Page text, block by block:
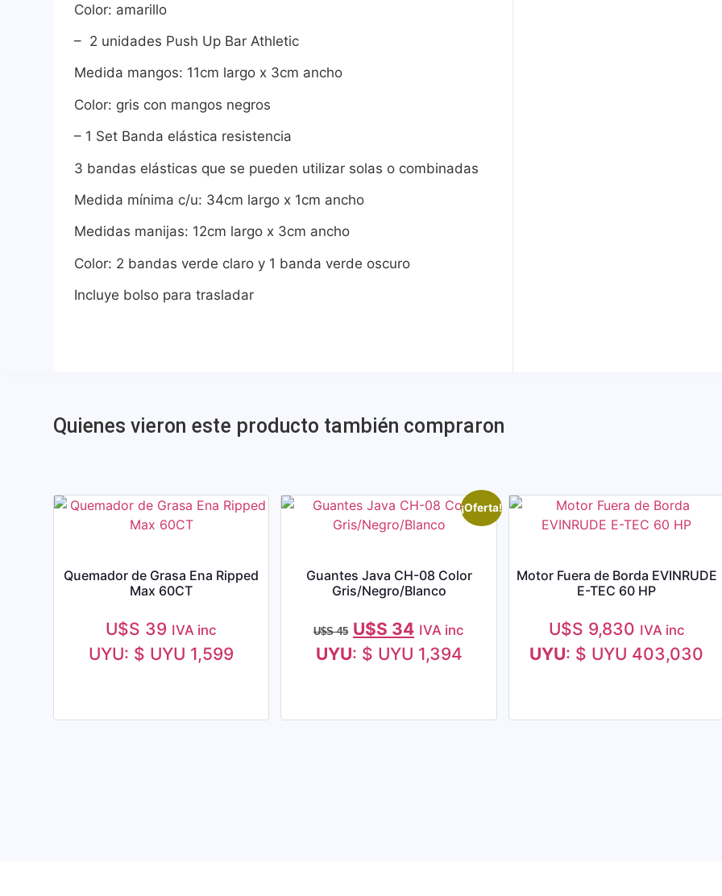
Color: amarillo
– 2 unidades Push Up Bar Athletic
Medida mangos: 11cm largo x 3cm ancho
Color: gris con mangos negros
– 1 Set Banda elástica resistencia
3 bandas elásticas que se pueden utilizar solas o combinadas
Medida mínima c/u: 34cm largo x 1cm ancho
Medidas manijas: 12cm largo x 3cm ancho
Color: 2 bandas verde claro y 1 banda verde oscuro
Incluye bolso para trasladar
Quienes vieron este producto también compraron
Quemador de Grasa Ena Ripped
Max 60CT
U$S 39 IVA inc
UYU: $ UYU 1,599
¡Oferta!
Guantes Java CH-08 Color
Gris/Negro/Blanco
U$S45 U$S 34 IVA inc
UYU: $ UYU 1,394
Motor Fuera de Borda EVINRUDE
E-TEC 60 HP
U$S 9,830 IVA inc
UYU: $ UYU 403,030